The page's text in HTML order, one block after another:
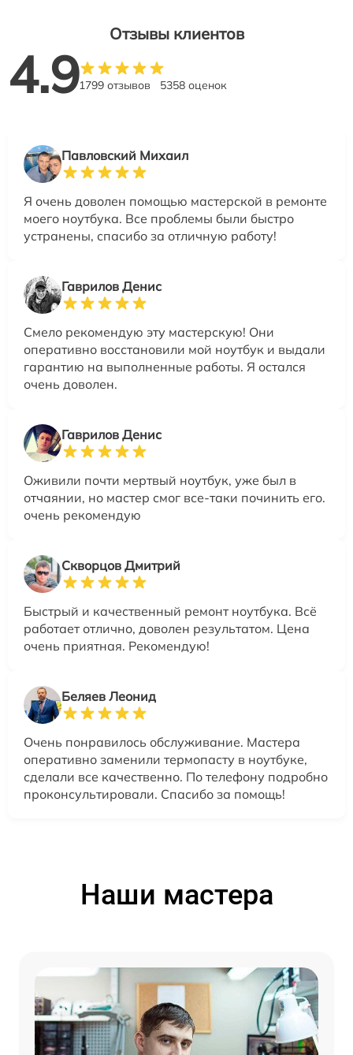
Отзывы клиентов
4.91799 отзывов 5358 оценок
Павловский Михаил
Я очень доволен помощью мастерской в ремонте
моего ноутбука. Все проблемы были быстро
устранены, спасибо за отличную работу!
Гаврилов Денис
Смело рекомендую эту мастерскую! Они
оперативно восстановили мой ноутбук и выдали
гарантию на выполненные работы. Я остался
очень доволен.
Гаврилов Денис
Оживили почти мертвый ноутбук, уже был в
отчаянии, но мастер смог все-таки починить его.
очень рекомендую
Скворцов Дмитрий
Быстрый и качественный ремонт ноутбука. Всё
работает отлично, доволен результатом. Цена
очень приятная. Рекомендую!
Беляев Леонид
Очень понравилось обслуживание. Мастера
оперативно заменили термопасту в ноутбуке,
сделали все качественно. По телефону подробно
проконсультировали. Спасибо за помощь!
Наши мастера